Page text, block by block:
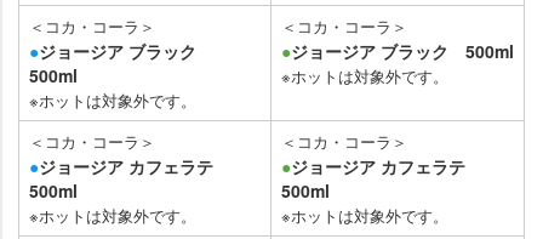
＜コカ・コーラ＞
●ジョージア ブラック
500ml
※ホットは対象外です。
＜コカ・コーラ＞
●ジョージア ブラック 500ml
※ホットは対象外です。
＜コカ・コーラ＞
●ジョージア カフェラテ
500ml
※ホットは対象外です。
＜コカ・コーラ＞
●ジョージア カフェラテ
500ml
※ホットは対象外です。